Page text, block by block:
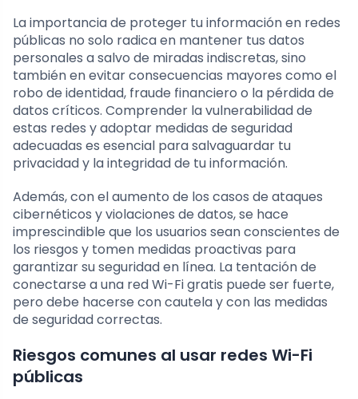
La importancia de proteger tu información en redes
públicas no solo radica en mantener tus datos
personales a salvo de miradas indiscretas, sino
también en evitar consecuencias mayores como el
robo de identidad, fraude financiero o la pérdida de
datos críticos. Comprender la vulnerabilidad de
estas redes y adoptar medidas de seguridad
adecuadas es esencial para salvaguardar tu
privacidad y la integridad de tu información.
Además, con el aumento de los casos de ataques
cibernéticos y violaciones de datos, se hace
imprescindible que los usuarios sean conscientes de
los riesgos y tomen medidas proactivas para
garantizar su seguridad en línea. La tentación de
conectarse a una red Wi-Fi gratis puede ser fuerte,
pero debe hacerse con cautela y con las medidas
de seguridad correctas.
Riesgos comunes al usar redes Wi-Fi
públicas